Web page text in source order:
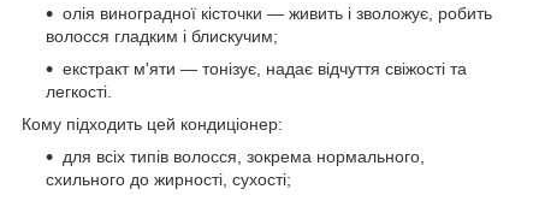
олія виноградної кісточки — живить і зволожує, робить
волосся гладким і блискучим;
екстракт м'яти — тонізує, надає відчуття свіжості та
легкості.
Кому підходить цей кондиціонер:
для всіх типів волосся, зокрема нормального,
схильного до жирності, сухості;